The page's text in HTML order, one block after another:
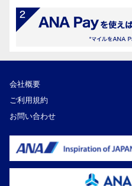
会社概要
ご利用規約
お問い合わせ